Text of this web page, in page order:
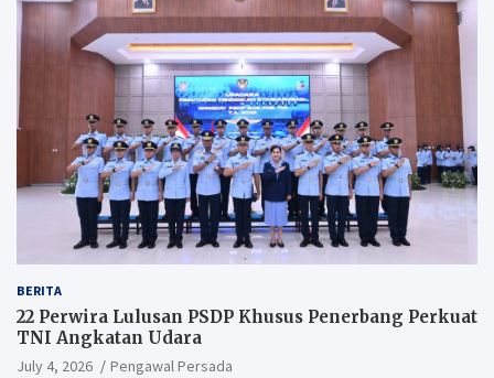
BERITA
22 Perwira Lulusan PSDP Khusus Penerbang Perkuat
TNI Angkatan Udara
July 4, 2026 Pengawal Persada